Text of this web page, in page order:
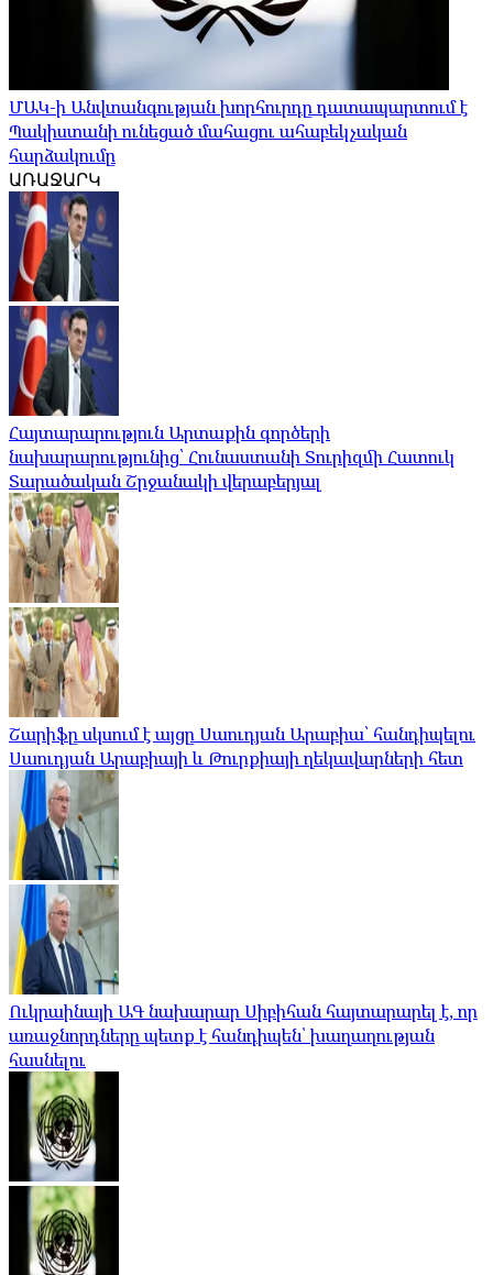
ՄԱԿ-ի Անվտանգության խորհուրդը դատապարտում է
Պակիստանի ունեցած մահացու ահաբեկչական
հարձակումը
ԱՌԱՋԱՐԿ
Հայտարարություն Արտաքին գործերի
նախարարությունից՝ Հունաստանի Տուրիզմի Հատուկ
Տարածական Շրջանակի վերաբերյալ
Շարիֆը սկսում է այցը Սաուդյան Արաբիա՝ հանդիպելու
Սաուդյան Արաբիայի և Թուրքիայի ղեկավարների հետ
Ուկրաինայի ԱԳ նախարար Սիբիհան հայտարարել է, որ
առաջնորդները պետք է հանդիպեն՝ խաղաղության
հասնելու